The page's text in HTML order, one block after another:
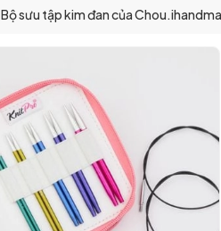
Bộ sưu tập kim đan của